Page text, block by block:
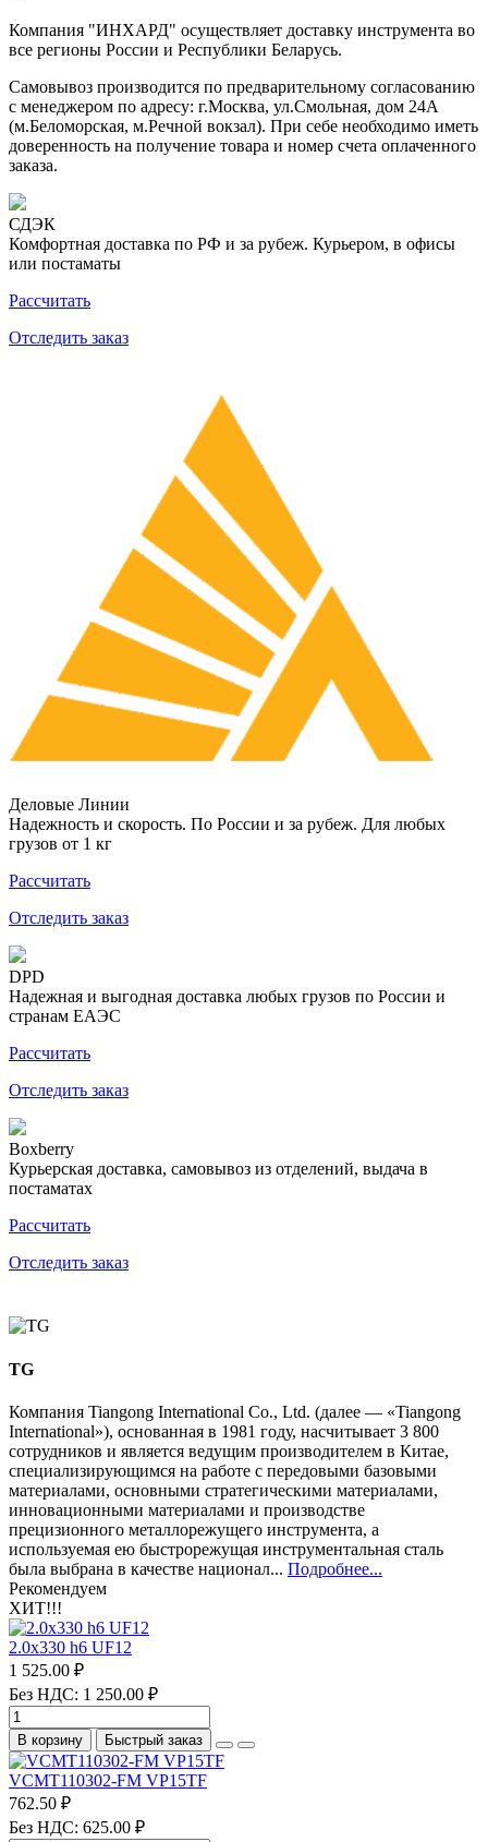
Компания "ИНХАРД" осуществляет доставку инструмента во
все регионы России и Республики Беларусь.
Самовывоз производится по предварительному согласованию
с менеджером по адресу: г.Москва, ул.Смольная, дом 24А
(м.Беломорская, м.Речной вокзал). При себе необходимо иметь
доверенность на получение товара и номер счета оплаченного
заказа.
СДЭК
Комфортная доставка по РФ и за рубеж. Курьером, в офисы
или постаматы
Рассчитать
Отследить заказ
Деловые Линии
Надежность и скорость. По России и за рубеж. Для любых
грузов от 1 кг
Рассчитать
Отследить заказ
DPD
Надежная и выгодная доставка любых грузов по России и
странам ЕАЭС
Рассчитать
Отследить заказ
Boxberry
Курьерская доставка, самовывоз из отделений, выдача в
постаматах
Рассчитать
Отследить заказ
TG
Компания Tiangong International Co., Ltd. (далее — «Tiangong
International»), основанная в 1981 году, насчитывает 3 800
сотрудников и является ведущим производителем в Китае,
специализирующимся на работе с передовыми базовыми
материалами, основными стратегическими материалами,
инновационными материалами и производстве
прецизионного металлорежущего инструмента, а
используемая ею быстрорежущая инструментальная сталь
была выбрана в качестве национал... Подробнее...
Рекомендуем
ХИТ!!!
2.0х330 h6 UF12
1 525.00 ₽
Без НДС: 1 250.00 ₽
В корзину Быстрый заказ
VCMT110302-FM VP15TF
762.50 ₽
Без НДС: 625.00 ₽